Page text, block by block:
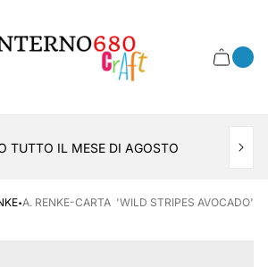
del
negozio
Cassetto
TUTTO IL MESE DI AGOSTO
·A. RENKE-CARTA 'WILD STRIPES AVOCADO'